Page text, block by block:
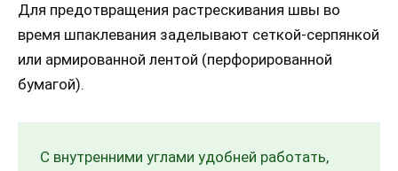
Для предотвращения растрескивания швы во
время шпаклевания заделывают сеткой-серпянкой
или армированной лентой (перфорированной
бумагой).
С внутренними углами удобней работать,